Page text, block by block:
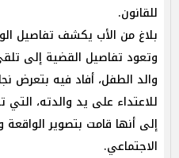
للقانون.
بلاغ من الأب يكشف تفاصيل
وتعود تفاصيل القضية إلى
والد الطفل، أفاد فيه بتعرض
للاعتداء على يد والدته،
إلى أنها قامت بتصوير الواقعة
الاجتماعي.